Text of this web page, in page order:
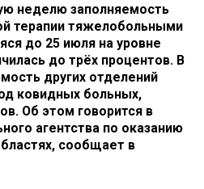
неделю заполняемость
терапии тяжелобольными
до 25 июля на уровне
до трёх процентов. В
других отделений
ковидных больных,
Об этом говорится в
агентства по оказанию
сообщает в